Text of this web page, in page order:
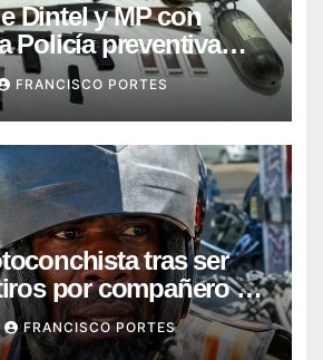
Dintel y MP con
Policía preventiva
allanamientos en la
FRANCISCO PORTES
tras ser
por compañero de
de disputa por
Sabana Perdida, SDN
FRANCISCO PORTES